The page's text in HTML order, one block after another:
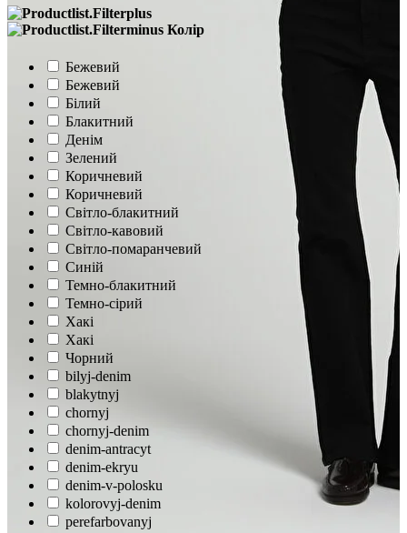
Колір
Бежевий
Бежевий
Білий
Блакитний
Денім
Зелений
Коричневий
Коричневий
Світло-блакитний
Світло-кавовий
Світло-помаранчевий
Синій
Темно-блакитний
Темно-сірий
Хакі
Хакі
Чорний
bilyj-denim
blakytnyj
chornyj
chornyj-denim
denim-antracyt
denim-ekryu
denim-v-polosku
kolorovyj-denim
perefarbovanyj